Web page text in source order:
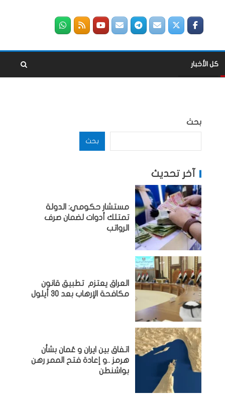
كل الأخبار
بحث
بحث
آخر تحديث
مستشار حكومي: الدولة
تمتلك أدوات لضمان صرف
الرواتب
العراق يعتزم تطبيق قانون
مكافحة الإرهاب بعد 30 أيلول
اتفاق بين ايران و عُمان بشأن
هرمز ..و إعادة فتح الممر رهن
بواشنطن